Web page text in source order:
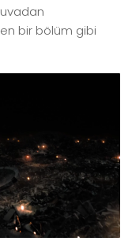
bir bölüm gibi